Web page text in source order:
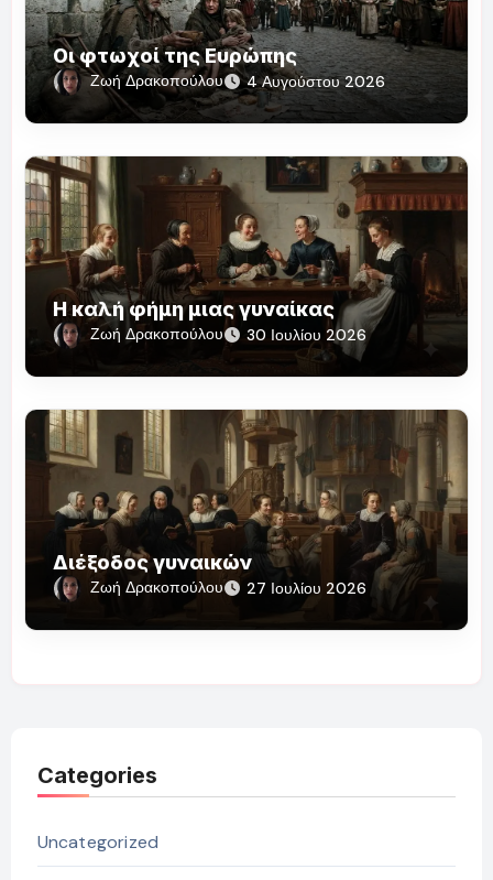
Οι φτωχοί της Ευρώπης
Ζωή Δρακοπούλου 4 Αυγούστου 2026
Η καλή φήμη μιας γυναίκας
Ζωή Δρακοπούλου 30 Ιουλίου 2026
Διέξοδος γυναικών
Ζωή Δρακοπούλου 27 Ιουλίου 2026
Categories
Uncategorized